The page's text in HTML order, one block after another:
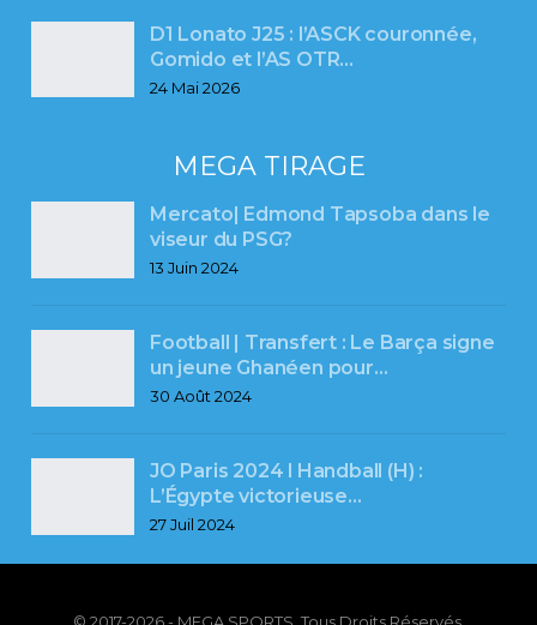
D1 Lonato J25 : l’ASCK couronnée,
Gomido et l’AS OTR…
24 Mai 2026
MEGA TIRAGE
Mercato| Edmond Tapsoba dans le
viseur du PSG?
13 Juin 2024
Football | Transfert : Le Barça signe
un jeune Ghanéen pour…
30 Août 2024
JO Paris 2024 l Handball (H) :
L’Égypte victorieuse…
27 Juil 2024